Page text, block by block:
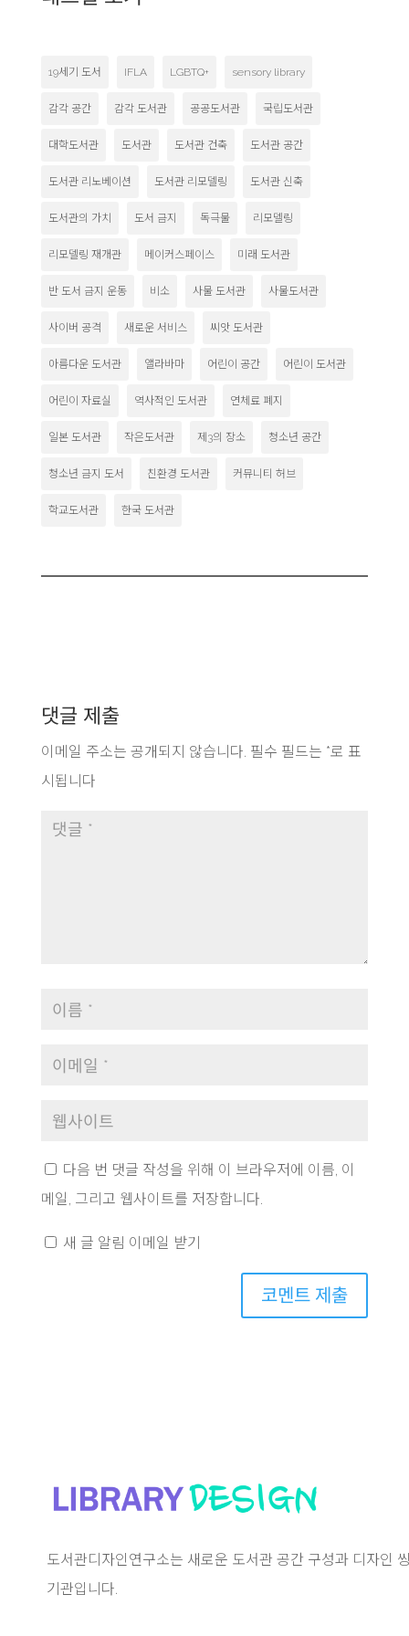
19세기 도서 IFLA LGBTQ+ sensory library
감각 공간 감각 도서관 공공도서관 국립도서관
대학도서관 도서관 도서관 건축 도서관 공간
도서관 리노베이션 도서관 리모델링 도서관 신축
도서관의 가치 도서 금지 독극물 리모델링
리모델링 재개관 메이커스페이스 미래 도서관
반 도서 금지 운동 비소 사물 도서관 사물도서관
사이버 공격 새로운 서비스 씨앗 도서관
아름다운 도서관 앨라바마 어린이 공간 어린이 도서관
어린이 자료실 역사적인 도서관 연체료 폐지
일본 도서관 작은도서관 제3의 장소 청소년 공간
청소년 금지 도서 친환경 도서관 커뮤니티 허브
학교도서관 한국 도서관
댓글 제출
이메일 주소는 공개되지 않습니다. 필수 필드는 *로 표
시됩니다
다음 번 댓글 작성을 위해 이 브라우저에 이름, 이
메일, 그리고 웹사이트를 저장합니다.
새 글 알림 이메일 받기
코멘트 제출
도서관디자인연구소는 새로운 도서관 공간 구성과 디자인
기관입니다.